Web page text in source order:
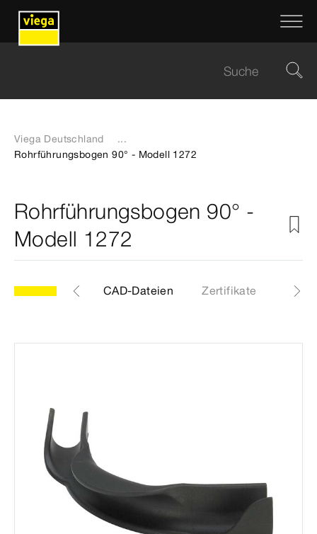
Viega Deutschland
...
Rohrführungsbogen 90° - Modell 1272
Rohrführungsbogen 90° -
Modell 1272
Etiketten CAD-Dateien Zertifikate